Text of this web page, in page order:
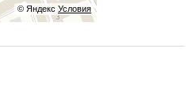
© Яндекс Условия